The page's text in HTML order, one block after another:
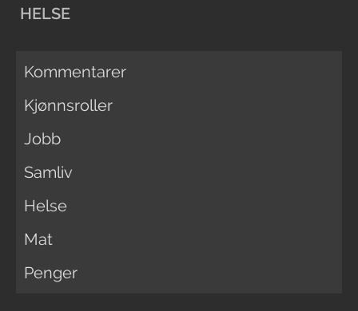
HELSE
Kommentarer
Kjønnsroller
Jobb
Samliv
Helse
Mat
Penger